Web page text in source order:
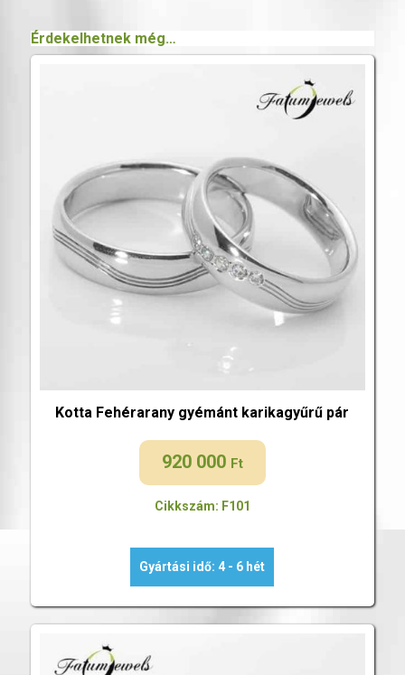
Érdekelhetnek még…
Kotta Fehérarany gyémánt karikagyűrű pár
920 000 Ft
Cikkszám: F101
Gyártási idő: 4 - 6 hét